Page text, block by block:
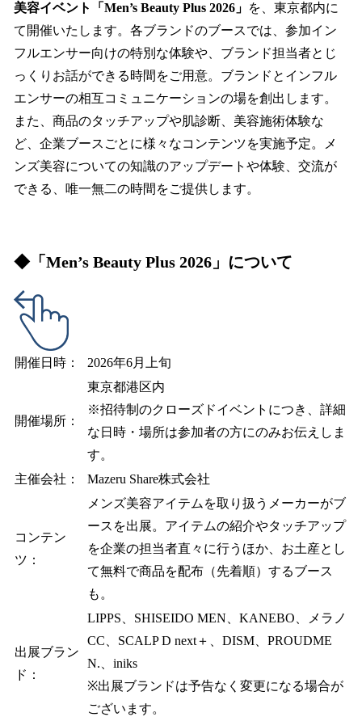
美容イベント「Men’s Beauty Plus 2026」 を、東京都内に
て開催いたします。各ブランドのブースでは、参加イン
フルエンサー向けの特別な体験や、ブランド担当者とじ
っくりお話ができる時間をご用意。ブランドとインフル
エンサーの相互コミュニケーションの場を創出します。
また、商品のタッチアップや肌診断、美容施術体験な
ど、企業ブースごとに様々なコンテンツを実施予定。メ
ンズ美容についての知識のアップデートや体験、交流が
できる、唯一無二の時間をご提供します。
◆「Men’s Beauty Plus 2026」について
開催日時： 2026年6月上旬
開催場所：
東京都港区内
※招待制のクローズドイベントにつき、詳細
な日時・場所は参加者の方にのみお伝えしま
す。
主催会社：
Mazeru Share株式会社
コンテン
ツ：
メンズ美容アイテムを取り扱うメーカーがブ
ースを出展。アイテムの紹介やタッチアップ
を企業の担当者直々に行うほか、お土産とし
て無料で商品を配布（先着順）するブース
も。
出展ブラン
ド：
LIPPS、SHISEIDO MEN、KANEBO、メラノ
CC、SCALP D next＋、DISM、PROUDME
N.、iniks
※出展ブランドは予告なく変更になる場合が
ございます。